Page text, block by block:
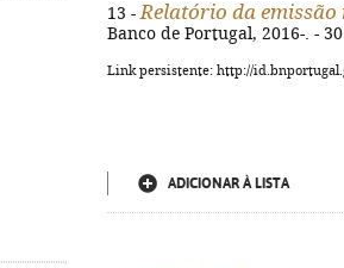
13 - Relatório da
Banco de Portugal, 2016-. -
Link persistente: http://
ADICIONAR À LISTA